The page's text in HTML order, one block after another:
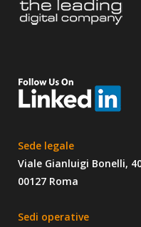
Sede legale
Viale Gianluigi Bonelli,
00127 Roma
Sedi operative